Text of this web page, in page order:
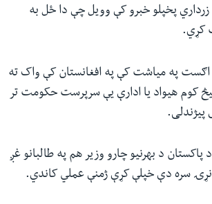
پخپلو خبرو کې وویل چې دا ځل به
کړي.
۲۰۲۱ کال د اګست په میاشت کې په افغانستان کې واک ته
کوم هیواد یا ادارې یې سرپرست حکومت تر
د بهرنیو چارو وزیر هم په طالبانو غږ
نړۍ سره دې خپلې کړې ژمنې عملي کاندي.